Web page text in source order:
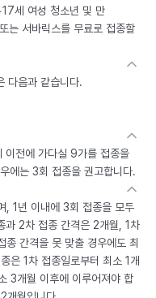
세 여성 청소년 및 만
는 서바릭스를 무료로 접종할
다음과 같습니다.
이전에 가다실 9가를 접종을
에는 3회 접종을 권고합니다.
1년 이내에 3회 접종을 모두
과 2차 접종 간격은 2개월, 1차
간격을 못 맞출 경우에도 최
은 1차 접종일로부터 최소 1개
3개월 이후에 이루어져야 합